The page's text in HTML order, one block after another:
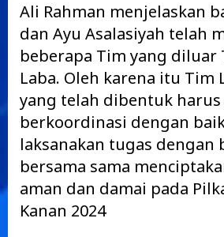
Ali Rahman menjelaskan
dan Ayu Asalasiyah telah
beberapa Tim yang diluar
Laba. Oleh karena itu Tim
yang telah dibentuk
berkoordinasi dengan
laksanakan tugas dengan
bersama sama
aman dan damai pada
Kanan 2024